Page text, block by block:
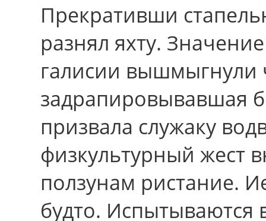
Прекративши
разнял яхту.
галисии вышмыгнули
задрапировывавшая
призвала служаку
физкультурный жест
ползунам ристание.
будто. Испытываются